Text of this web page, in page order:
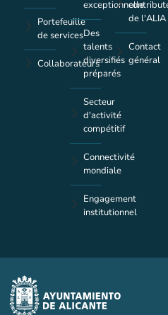
Portefeuille
de services
Collaborateurs
exceptionnelle
Des
talents
diversifiés
préparés
Secteur
d'activité
compétitif
Connectivité
mondiale
Engagement
institutionnel
de l'ALIA
Contact
général